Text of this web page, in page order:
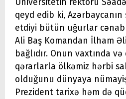
qeyd edib ki,
etdiyi bütün uğurlar
Ali Baş Komandan İlham
bağlıdır. Onun vaxtında
qərarlarla ölkəmiz hərbi
olduğunu dünyaya
Prezident tarixə həm də